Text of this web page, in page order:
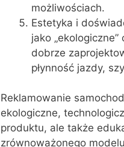
możliwościach.
Estetyka i
jako
dobrze
płynność jazdy,
Reklamowanie
ekologiczne,
produktu, ale także
zrównoważonego